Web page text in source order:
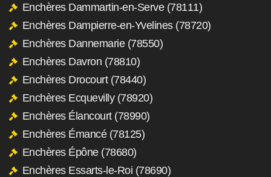
Enchères Dammartin-en-Serve (78111)
Enchères Dampierre-en-Yvelines (78720)
Enchères Dannemarie (78550)
Enchères Davron (78810)
Enchères Drocourt (78440)
Enchères Ecquevilly (78920)
Enchères Élancourt (78990)
Enchères Émancé (78125)
Enchères Épône (78680)
Enchères Essarts-le-Roi (78690)